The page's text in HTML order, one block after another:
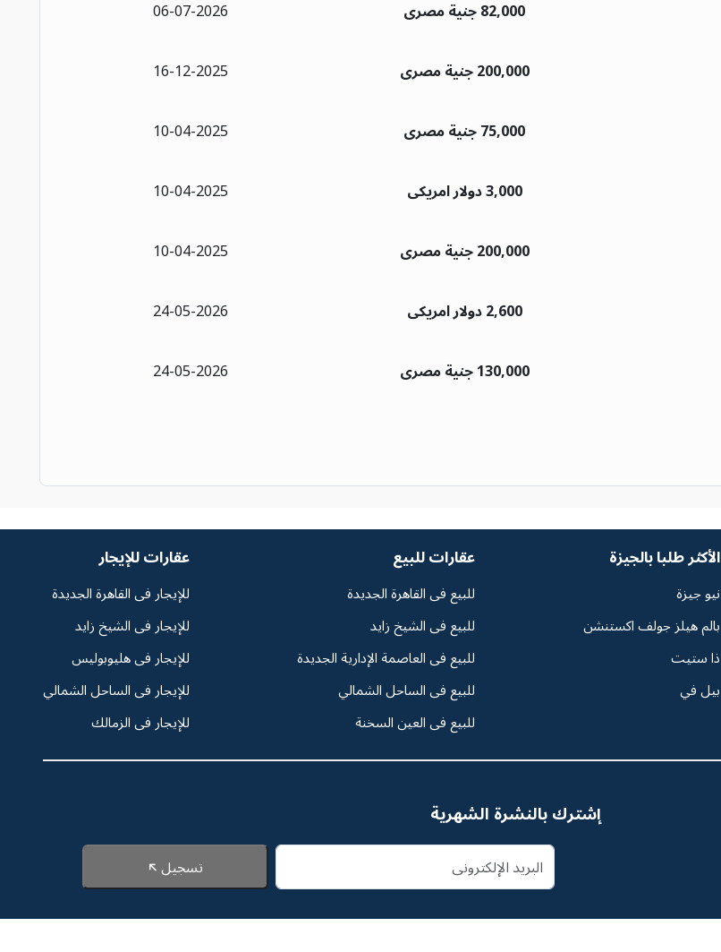
82,000 جنية مصرى 06-07-2026
200,000 جنية مصرى 16-12-2025
75,000 جنية مصرى 10-04-2025
3,000 دولار امريكى 10-04-2025
200,000 جنية مصرى 10-04-2025
2,600 دولار امريكى 24-05-2026
130,000 جنية مصرى 24-05-2026
الأكثر طلبا بالجيزة
نيو جيزة
بالم هيلز جولف اكستنشن
ذا ستيت
بيل في
عقارات للبيع
للبيع فى القاهرة الجديدة
للبيع فى الشيخ زايد
للبيع فى العاصمة الإدارية الجديدة
للبيع فى الساحل الشمالي
للبيع فى العين السخنة
عقارات للإيجار
للإيجار فى القاهرة الجديدة
للإيجار فى الشيخ زايد
للإيجار فى هليوبوليس
للإيجار فى الساحل الشمالي
للإيجار فى الزمالك
إشترك بالنشرة الشهرية
تسجيل